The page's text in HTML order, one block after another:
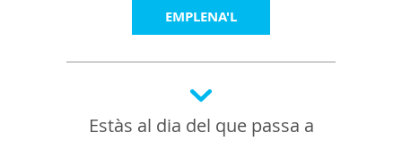
EMPLENA'L
Estàs al dia del que passa a